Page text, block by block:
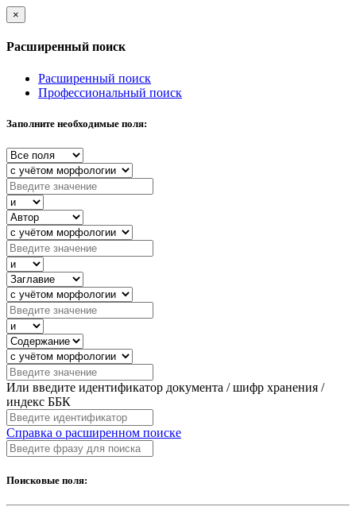
×
Расширенный поиск
Расширенный поиск
Профессиональный поиск
Заполните необходимые поля:
Или введите идентификатор документа / шифр хранения /
индекс ББК
Справка о расширенном поиске
Поисковые поля: